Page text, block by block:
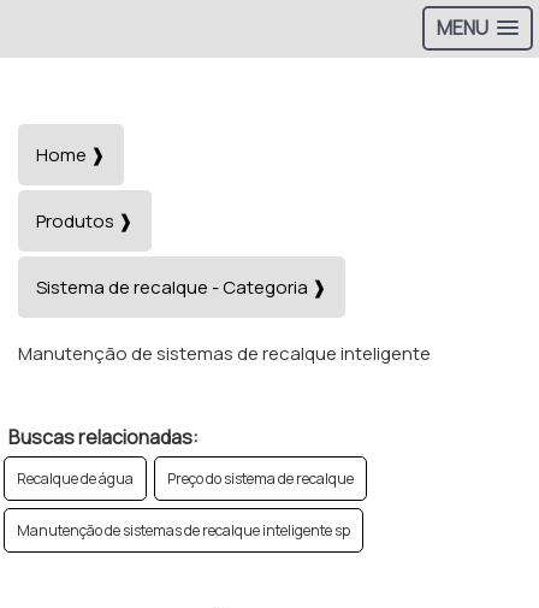
MENU
Home ❱
Produtos ❱
Sistema de recalque - Categoria ❱
Manutenção de sistemas de recalque inteligente
Buscas relacionadas:
Recalque de água Preço do sistema de recalque
Manutenção de sistemas de recalque inteligente sp